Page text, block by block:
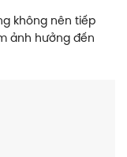
không nên tiếp
ảnh hưởng đến